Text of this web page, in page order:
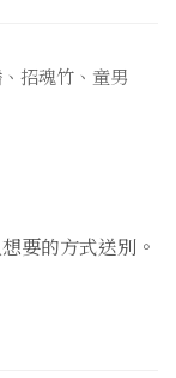
招魂竹、童男
要的方式送別。